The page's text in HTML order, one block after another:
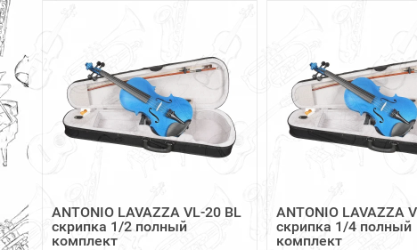
ANTONIO LAVAZZA VL-20 BL
скрипка 1/2 полный
комплект
ANTONIO LAVAZZA
скрипка 1/4 полный
комплект